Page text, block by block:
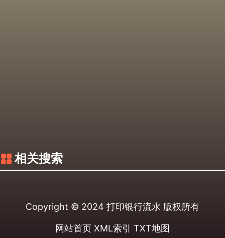
相关搜索
Copyright © 2024 打印银行流水 版权所有
网站首页 XML索引 TXT地图